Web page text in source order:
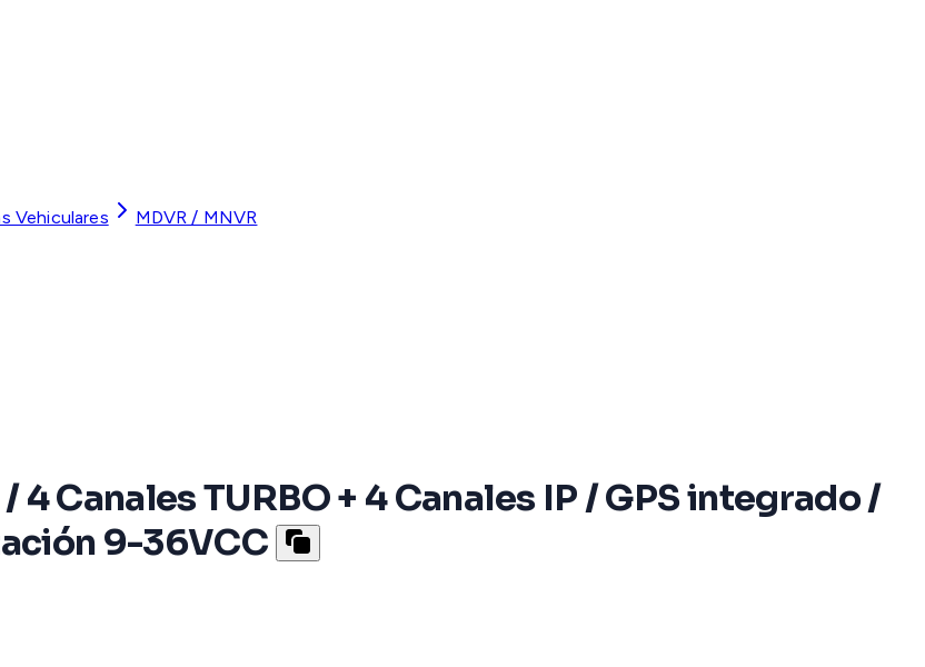
Vehiculares MDVR / MNVR
Canales TURBO + 4 Canales IP / GPS integrado /
9-36VCC